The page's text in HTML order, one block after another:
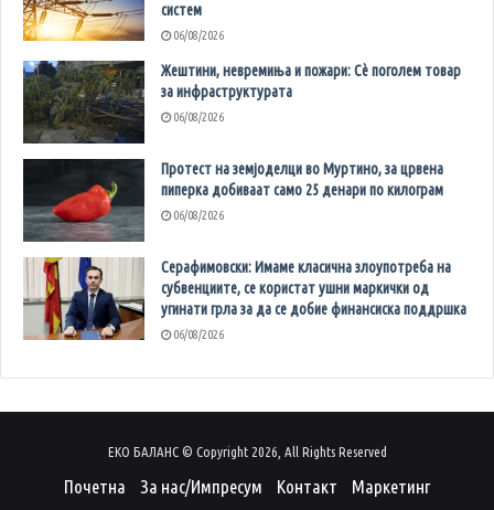
систем
06/08/2026
Жештини, невремиња и пожари: Сè поголем товар
за инфраструктурата
06/08/2026
Протест на земјоделци во Муртино, за црвена
пиперка добиваат само 25 денари по килограм
06/08/2026
Серафимовски: Имаме класична злоупотреба на
субвенциите, се користат ушни маркички од
угинати грла за да се добие финансиска поддршка
06/08/2026
ЕКО БАЛАНС © Copyright 2026, All Rights Reserved
Почетна За нас/Импресум Контакт Маркетинг